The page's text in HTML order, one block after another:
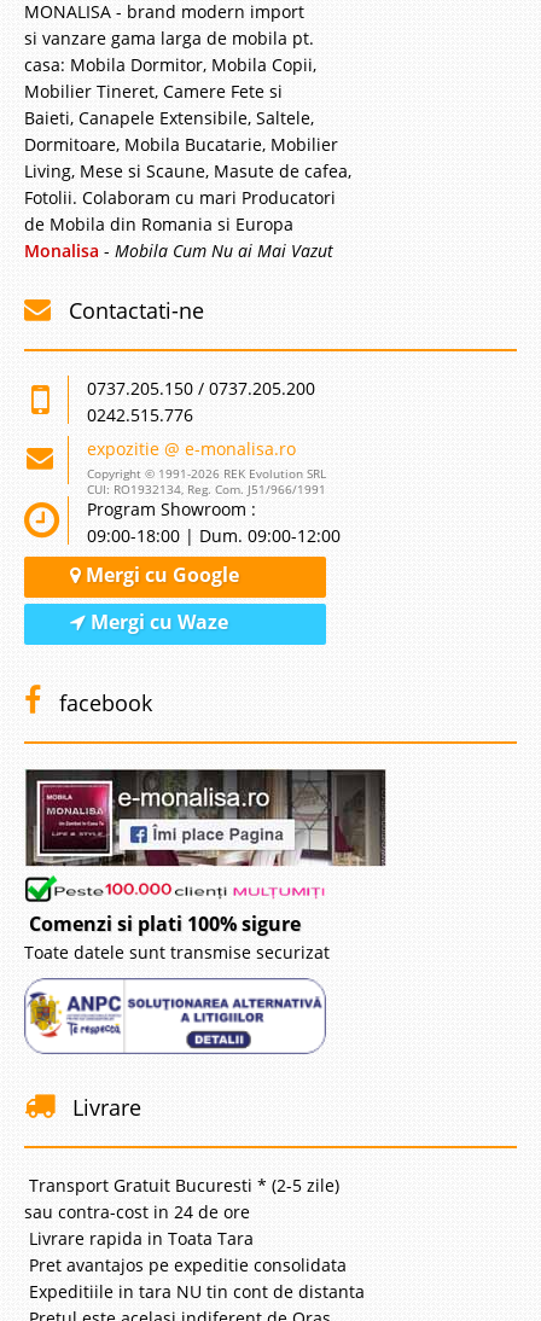
MONALISA - brand modern import
si vanzare gama larga de mobila pt.
casa: Mobila Dormitor, Mobila Copii,
Mobilier Tineret, Camere Fete si
Baieti, Canapele Extensibile, Saltele,
Dormitoare, Mobila Bucatarie, Mobilier
Living, Mese si Scaune, Masute de cafea,
Fotolii. Colaboram cu mari Producatori
de Mobila din Romania si Europa
Monalisa - Mobila Cum Nu ai Mai Vazut
Contactati-ne
0737.205.150 / 0737.205.200
0242.515.776
expozitie @ e-monalisa.ro
Copyright © 1991-2026 REK Evolution SRL
CUI: RO1932134, Reg. Com. J51/966/1991
Program Showroom :
09:00-18:00 | Dum. 09:00-12:00
Mergi cu Google
Mergi cu Waze
facebook
Comenzi si plati 100% sigure
Toate datele sunt transmise securizat
Livrare
Transport Gratuit Bucuresti * (2-5 zile)
sau contra-cost in 24 de ore
Livrare rapida in Toata Tara
Pret avantajos pe expeditie consolidata
Expeditiile in tara NU tin cont de distanta